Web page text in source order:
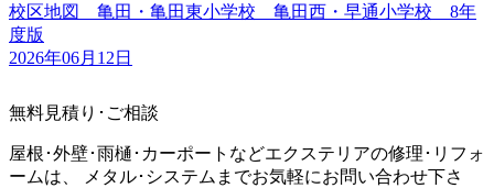
校区地図 亀田・亀田東小学校 亀田西・早通小学校 8年
度版
2026年06月12日
無料見積り･ご相談
屋根･外壁･雨樋･カーポートなどエクステリアの修理･リフォ
ームは、 メタル･システムまでお気軽にお問い合わせ下さ